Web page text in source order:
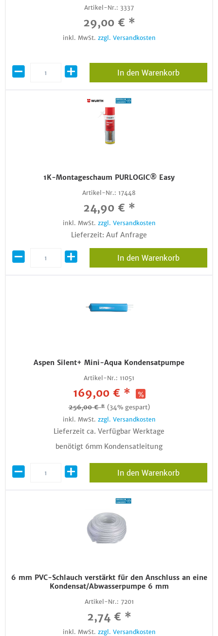
Artikel-Nr.: 3337
29,00 € *
inkl. MwSt. zzgl. Versandkosten
In den Warenkorb
1K-Montageschaum PURLOGIC® Easy
Artikel-Nr.: 17448
24,90 € *
inkl. MwSt. zzgl. Versandkosten
Lieferzeit: Auf Anfrage
In den Warenkorb
Aspen Silent+ Mini-Aqua Kondensatpumpe
Artikel-Nr.: 11051
169,00 € *
256,00 € * (34% gespart)
inkl. MwSt. zzgl. Versandkosten
Lieferzeit ca. Verfügbar Werktage
benötigt 6mm Kondensatleitung
In den Warenkorb
6 mm PVC-Schlauch verstärkt für den Anschluss an eine
Kondensat/Abwasserpumpe 6 mm
Artikel-Nr.: 7201
2,74 € *
inkl. MwSt. zzgl. Versandkosten